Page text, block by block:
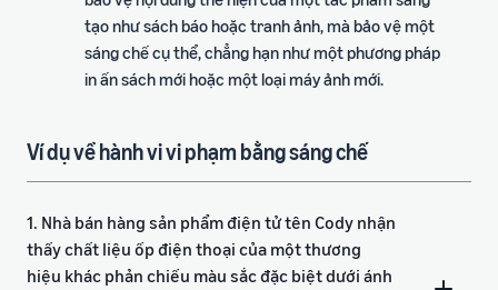
tạo như sách báo hoặc tranh ảnh, mà bảo vệ một
sáng chế cụ thể, chẳng hạn như một phương pháp
in ấn sách mới hoặc một loại máy ảnh mới.
Ví dụ về hành vi vi phạm bằng sáng chế
1. Nhà bán hàng sản phẩm điện tử tên Cody nhận
thấy chất liệu ốp điện thoại của một thương
hiệu khác phản chiếu màu sắc đặc biệt dưới ánh